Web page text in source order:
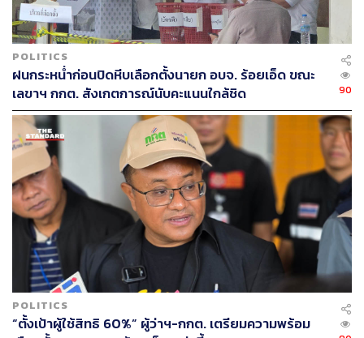
“ในส่วนของการคิดนโยบายแก้ปัญหาเศรษฐกิจ เรา (ทษช.)
เอาองค์ความรู้ประสบการณ์มาจากไหน ผมดูไปในผู้บริหาร
แกนนำ ผู้สมัคร ก็พบว่า พรรคไทยรักษาชาติมีความเป็นเชื้อ
สายไทยรักไทย ที่ประชาชนทั่วประเทศคุ้นเคยว่าไทยรักไทย
บริหารในประเทศแล้วมีเงินในกระเป๋า มีนโยบายที่ดี นำ
นโยบายที่แถลงไว้ไปปฏิบัติได้จริง” นายจาตุรนต์ กล่าว
นายจาตุรนต์กล่าวต่อว่า เหตุที่เป็นเชื้อสายไทยรักไทย เพราะ
สมาชิกพรรคมาจากพรรคไทยรักไทย และพรรคพลัง
ประชาชน และตนคืออดีตรักษาการหัวหน้าพรรคไทยรักไทย
ความรู้ ประสบการณ์ในการทำนโยบายก็สามารถรวบรวม
ได้ที่นี่ โดยเมื่อรวมทั้งประสบการณ์ของคนรุ่นใหม่และคนที่มี
วิสัยทัศน์ เชื่อว่าจะสามารถนำเสนอนโยบายที่แก้ปัญหา
ประเทศได้โดยเร็ว เป็นประโยชน์กับประชาชนทุกระดับตั้งแต่
ระดับธุรกิจขนาดใหญ่ไปจนถึงคนรากหญ้า ซึ่งนักการเมืองที่
นี่มีประสบการณ์ในการทำเรื่องแบบนี้มาแล้ว
POLITICS
ฝนกระหน่ำก่อนปิดหีบเลือกตั้งนายก อบจ. ร้อยเอ็ด ขณะ
เลขาฯ กกต. สังเกตการณ์นับคะแนนใกล้ชิด
90
POLITICS
“ตั้งเป้าผู้ใช้สิทธิ 60%” ผู้ว่าฯ-กกต. เตรียมความพร้อม